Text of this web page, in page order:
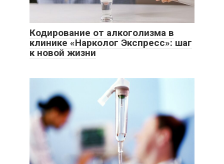
Кодирование от алкоголизма в
клинике «Нарколог Экспресс»: шаг
к новой жизни